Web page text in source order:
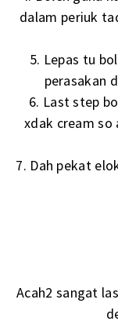
dalam periuk
5. Lepas tu
perasakan
6. Last step
xdak cream so
7. Dah pekat
Acah2 sangat